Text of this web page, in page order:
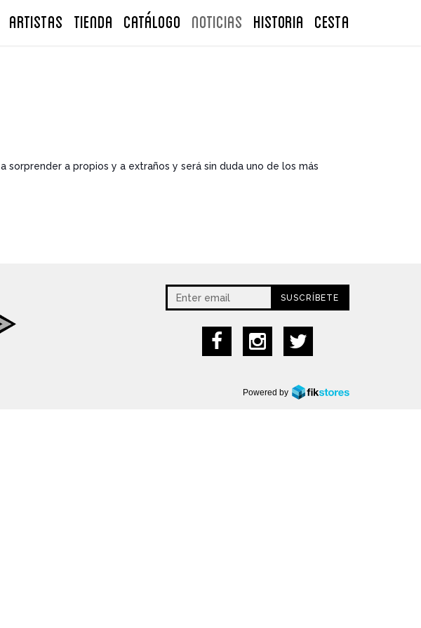
CESTA
ARTISTAS TIENDA Catálogo NOTICIAS Historia
a sorprender a propios y a extraños y será sin duda uno de los más
SUSCRÍBETE
Powered by